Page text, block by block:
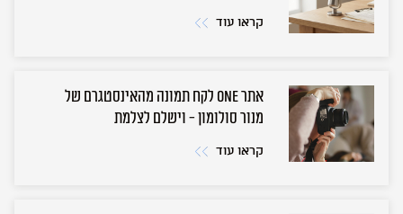
קראו עוד
אתר ONE לקח תמונה מהאינסטגרם של
מנור סולומון - וישלם לצלמת
קראו עוד